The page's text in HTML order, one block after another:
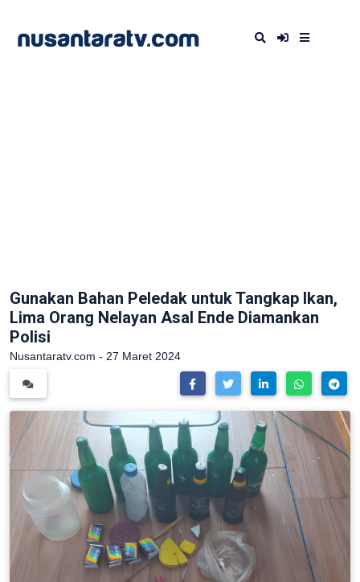
Gunakan Bahan Peledak untuk Tangkap Ikan,
Lima Orang Nelayan Asal Ende Diamankan
Polisi
Nusantaratv.com - 27 Maret 2024